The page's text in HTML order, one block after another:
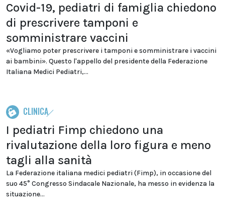
Covid-19, pediatri di famiglia chiedono
di prescrivere tamponi e
somministrare vaccini
«Vogliamo poter prescrivere i tamponi e somministrare i vaccini
ai bambini». Questo l'appello del presidente della Federazione
Italiana Medici Pediatri,...
CLINICA
I pediatri Fimp chiedono una
rivalutazione della loro figura e meno
tagli alla sanità
La Federazione italiana medici pediatri (Fimp), in occasione del
suo 45° Congresso Sindacale Nazionale, ha messo in evidenza la
situazione...